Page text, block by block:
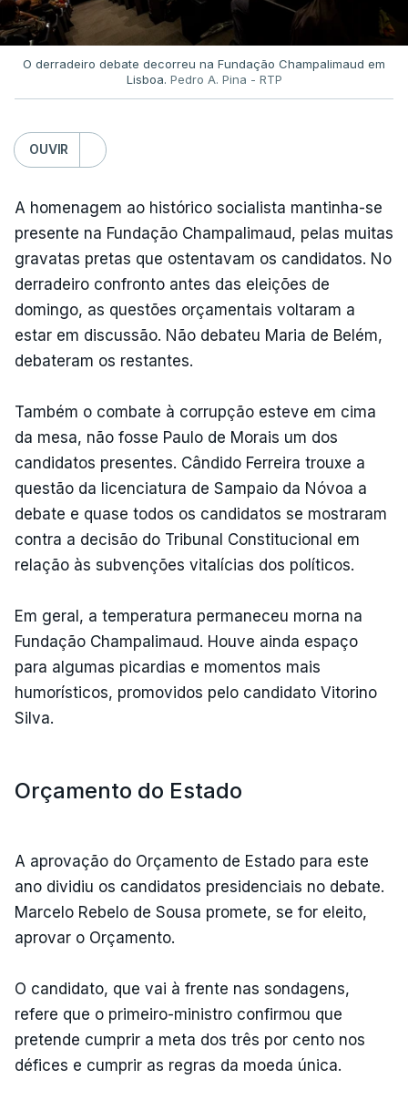
O derradeiro debate decorreu na Fundação Champalimaud em
Lisboa. Pedro A. Pina - RTP
OUVIR
A homenagem ao histórico socialista mantinha-se
presente na Fundação Champalimaud, pelas muitas
gravatas pretas que ostentavam os candidatos. No
derradeiro confronto antes das eleições de
domingo, as questões orçamentais voltaram a
estar em discussão. Não debateu Maria de Belém,
debateram os restantes.
Também o combate à corrupção esteve em cima
da mesa, não fosse Paulo de Morais um dos
candidatos presentes. Cândido Ferreira trouxe a
questão da licenciatura de Sampaio da Nóvoa a
debate e quase todos os candidatos se mostraram
contra a decisão do Tribunal Constitucional em
relação às subvenções vitalícias dos políticos.
Em geral, a temperatura permaneceu morna na
Fundação Champalimaud. Houve ainda espaço
para algumas picardias e momentos mais
humorísticos, promovidos pelo candidato Vitorino
Silva.
Orçamento do Estado
A aprovação do Orçamento de Estado para este
ano dividiu os candidatos presidenciais no debate.
Marcelo Rebelo de Sousa promete, se for eleito,
aprovar o Orçamento.
O candidato, que vai à frente nas sondagens,
refere que o primeiro-ministro confirmou que
pretende cumprir a meta dos três por cento nos
défices e cumprir as regras da moeda única.